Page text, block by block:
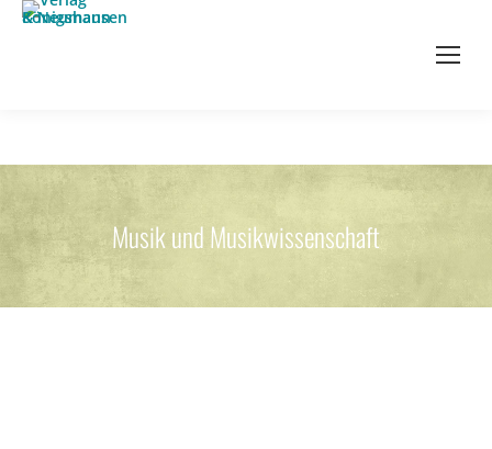
Musik und Musikwissenschaft